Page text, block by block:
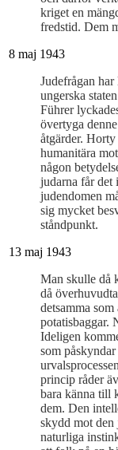
kriget en
fredstid. Dem
8 maj 1943
Judefrågan
ungerska
Führer
övertyga
åtgärder.
humanitära
någon
judarna får det
judendomen
sig mycket
ståndpunkt.
13 maj 1943
Man skulle då
då
detsamma
potatisbaggar.
Ideligen
som
princip råder
bara känna till
dem. Den
skydd mot den
naturliga